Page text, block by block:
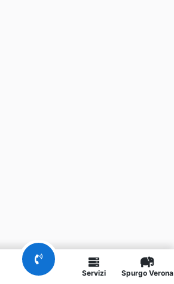
Servizi Spurgo Verona